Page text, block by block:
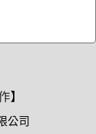
】
公司